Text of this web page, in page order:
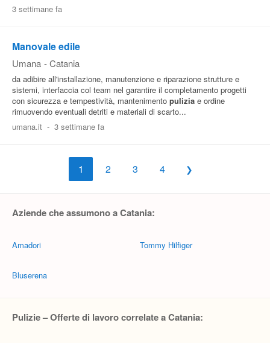
3 settimane fa
Manovale edile
Umana - Catania
da adibire all'installazione, manutenzione e riparazione strutture e
sistemi, interfaccia col team nel garantire il completamento progetti
con sicurezza e tempestività, mantenimento pulizia e ordine
rimuovendo eventuali detriti e materiali di scarto...
umana.it - 3 settimane fa
1 2 3 4
Aziende che assumono a Catania:
Amadori
Bluserena
Tommy Hilfiger
Pulizie – Offerte di lavoro correlate a Catania: